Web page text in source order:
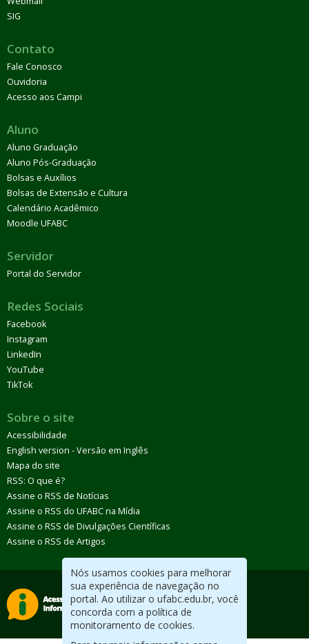
Nós usamos cookies para melhorar
sua experiência de navegação no
portal. Ao utilizar o ufabc.edu.br, você
concorda com a política de
monitoramento de cookies.
SIG
Contato
Fale Conosco
Ouvidoria
Acesso aos Campi
Aluno
Aluno Graduação
Aluno Pós-Graduação
Bolsas e Auxílios
Bolsas de Extensão e Cultura
Calendário Acadêmico
Moodle UFABC
Servidor
Portal do Servidor
Redes Sociais
Facebook
Instagram
LinkedIn
YouTube
TikTok
Sobre o site
Acessibilidade
English version - Versão em Inglês
Mapa do site
RSS: O que é?
Assine o RSS de Notícias
Assine o RSS do UFABC na Mídia
Assine o RSS de Divulgações Científicas
Assine o RSS de Artigos